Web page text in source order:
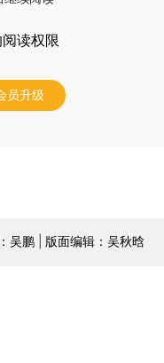
读权限
员升级
吴鹏 | 版面编辑：吴秋晗